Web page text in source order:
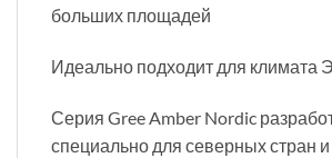
больших площадей
Идеально подходит для климата
Серия Gree Amber Nordic
специально для северных стран